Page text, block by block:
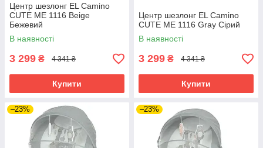
Центр шезлонг EL Camino
CUTE ME 1116 Beige
Бежевий
В наявності
3 299 ₴ 4 341 ₴
Купити
Центр шезлонг EL Camino
CUTE ME 1116 Gray Сірий
В наявності
3 299 ₴ 4 341 ₴
Купити
–23% –23%